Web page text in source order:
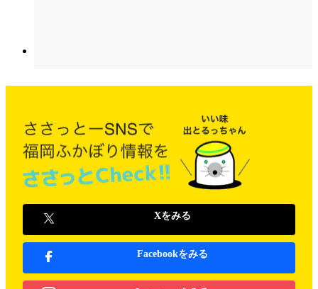
Xをみる
Facebookをみる